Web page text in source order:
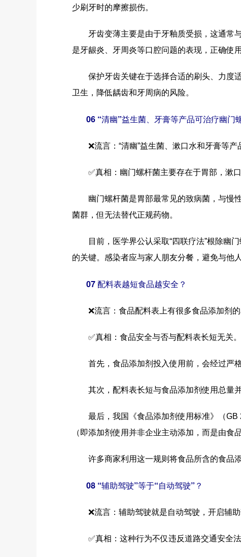
少刷牙时的摩擦损伤。
牙齿变薄主要是由于牙釉质受损，这通常与
是牙龈炎、牙周炎等口腔问题的表现，正确使
保护牙齿关键在于选择合适的刷头、力度适
卫生，降低龋齿和牙周病的风险。
06 “清幽”益生菌、牙膏等产品可治疗幽门
❌流言：“清幽”益生菌、漱口水和牙膏等产
✅真相：幽门螺杆菌主要存在于胃部，漱口
幽门螺杆菌是胃部最常见的致病菌，与慢性
菌群，但无法替代正规药物。
目前，医学界公认采取“四联疗法”根除幽门
的关键。感染者应与家人朋友分餐，避免与他
07 配料表越短食品越安全？
❌流言：食品配料表上有很多食品添加剂的
✅真相：食品安全与否与配料表长短无关。
首先，食品添加剂投入使用前，会经过严格
其次，配料表长短与食品添加剂使用总量并
最后，我国《食品添加剂使用标准》（GB
（即添加剂使用并非企业主动添加，而是由食
许多商家利用这一规则将食品所含的食品添
08 “辅助驾驶”等于“自动驾驶”？
❌流言：辅助驾驶就是自动驾驶，开启辅助
✅真相：这种行为不仅违反道路交通安全法